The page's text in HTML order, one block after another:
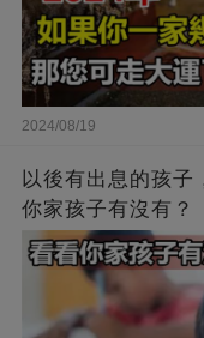
2024/08/19
以後有出息的孩子
你家孩子有沒有？